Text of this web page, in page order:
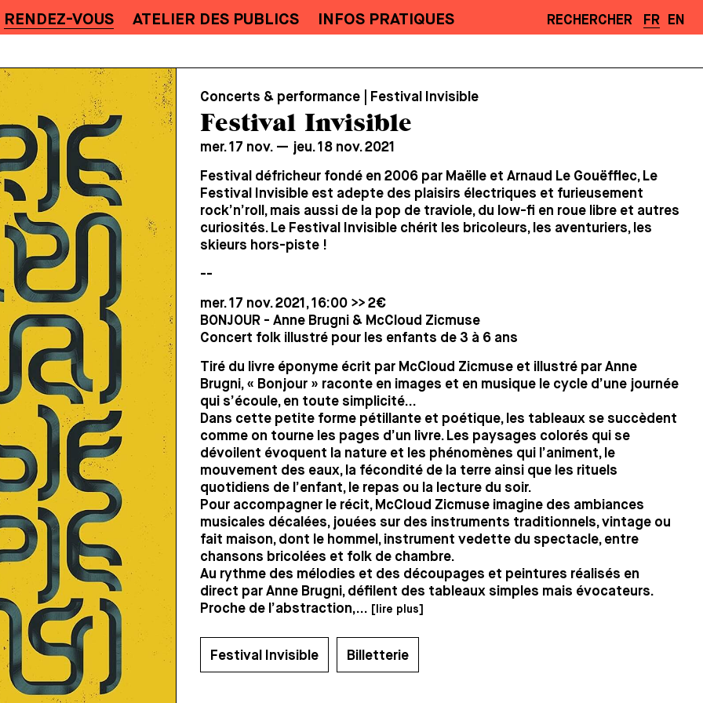
RENDEZ-VOUS ATELIER DES PUBLICS INFOS PRATIQUES RECHERCHER FR EN
Concerts & performance | Festival Invisible
Festival Invisible
mer. 17 nov. — jeu. 18 nov. 2021
Festival défricheur fondé en 2006 par Maëlle et Arnaud Le Gouëfflec, Le
Festival Invisible est adepte des plaisirs électriques et furieusement
rock’n’roll, mais aussi de la pop de traviole, du low-fi en roue libre et autres
curiosités. Le Festival Invisible chérit les bricoleurs, les aventuriers, les
skieurs hors-piste !
--
mer. 17 nov. 2021, 16:00 >> 2€
BONJOUR - Anne Brugni & McCloud Zicmuse
Concert folk illustré pour les enfants de 3 à 6 ans
Tiré du livre éponyme écrit par McCloud Zicmuse et illustré par Anne
Brugni, « Bonjour » raconte en images et en musique le cycle d’une journée
qui s’écoule, en toute simplicité...
Dans cette petite forme pétillante et poétique, les tableaux se succèdent
comme on tourne les pages d’un livre. Les paysages colorés qui se
dévoilent évoquent la nature et les phénomènes qui l’animent, le
mouvement des eaux, la fécondité de la terre ainsi que les rituels
quotidiens de l’enfant, le repas ou la lecture du soir.
Pour accompagner le récit, McCloud Zicmuse imagine des ambiances
musicales décalées, jouées sur des instruments traditionnels, vintage ou
fait maison, dont le hommel, instrument vedette du spectacle, entre
chansons bricolées et folk de chambre.
Au rythme des mélodies et des découpages et peintures réalisés en
direct par Anne Brugni, défilent des tableaux simples mais évocateurs.
Proche de l’abstraction,...
[lire plus]
Festival Invisible Billetterie